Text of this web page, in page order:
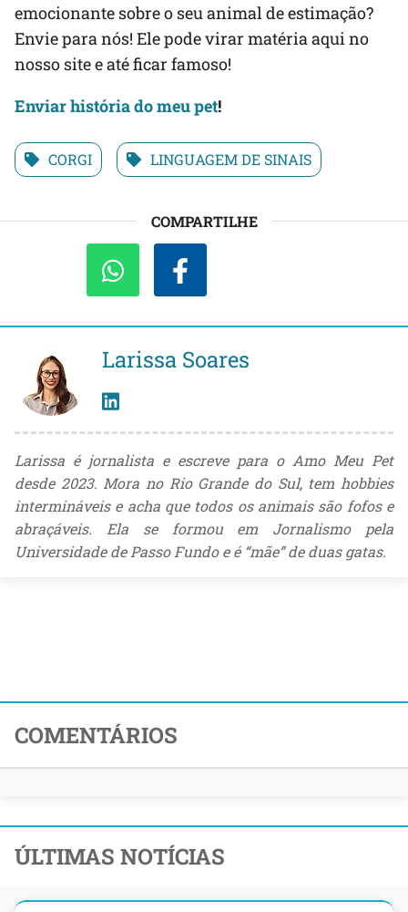
emocionante sobre o seu animal de estimação?
Envie para nós! Ele pode virar matéria aqui no
nosso site e até ficar famoso!
Enviar história do meu pet!
CORGI LINGUAGEM DE SINAIS
COMPARTILHE
Larissa Soares
Larissa é jornalista e escreve para o Amo Meu Pet
desde 2023. Mora no Rio Grande do Sul, tem hobbies
intermináveis e acha que todos os animais são fofos e
abraçáveis. Ela se formou em Jornalismo pela
Universidade de Passo Fundo e é “mãe” de duas gatas.
COMENTÁRIOS
ÚLTIMAS NOTÍCIAS